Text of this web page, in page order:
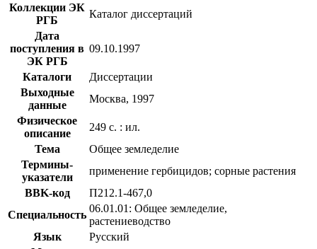
Коллекции ЭК
РГБ
Каталог диссертаций
Дата
поступления в
ЭК РГБ
09.10.1997
Каталоги
Диссертации
Выходные
данные
Москва, 1997
Физическое
описание
249 с. : ил.
Тема
Общее земледелие
Термины-
указатели
применение гербицидов; сорные растения
BBK-код
П212.1-467,0
Специальность
06.01.01: Общее земледелие,
растениеводство
Язык
Русский